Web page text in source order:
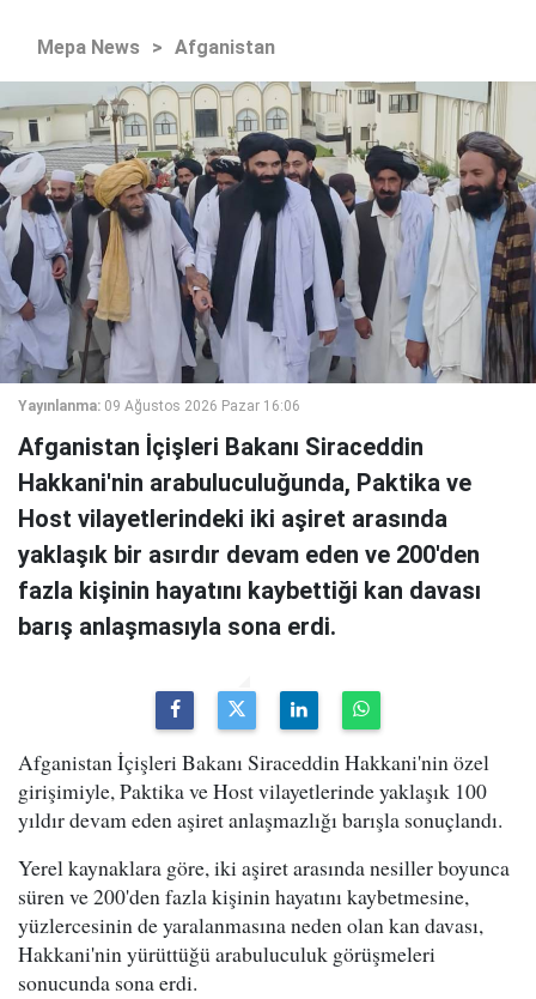
Mepa News > Afganistan
Yayınlanma: 09 Ağustos 2026 Pazar 16:06
Afganistan İçişleri Bakanı Siraceddin
Hakkani'nin arabuluculuğunda, Paktika ve
Host vilayetlerindeki iki aşiret arasında
yaklaşık bir asırdır devam eden ve 200'den
fazla kişinin hayatını kaybettiği kan davası
barış anlaşmasıyla sona erdi.
Afganistan İçişleri Bakanı Siraceddin Hakkani'nin özel
girişimiyle, Paktika ve Host vilayetlerinde yaklaşık 100
yıldır devam eden aşiret anlaşmazlığı barışla sonuçlandı.
Yerel kaynaklara göre, iki aşiret arasında nesiller boyunca
süren ve 200'den fazla kişinin hayatını kaybetmesine,
yüzlercesinin de yaralanmasına neden olan kan davası,
Hakkani'nin yürüttüğü arabuluculuk görüşmeleri
sonucunda sona erdi.